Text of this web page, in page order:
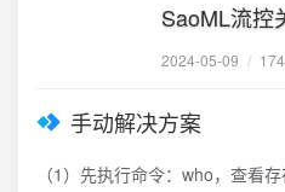
SaoML流控
2024-05-09 /
手动解决方案
（1）先执行命令：who，查看